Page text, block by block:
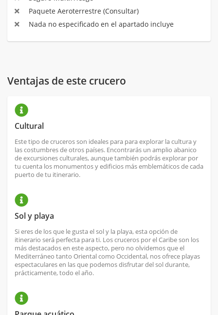
Paquete Aeroterrestre (Consultar)
Nada no especificado en el apartado incluye
Ventajas de este crucero
Cultural
Este tipo de cruceros son ideales para para explorar la cultura y
las costumbres de otros países. Encontrarás un amplio abanico
de excursiones culturales, aunque también podrás explorar por
tu cuenta los monumentos y edificios más emblemáticos de cada
puerto de tu itinerario.
Sol y playa
Si eres de los que le gusta el sol y la playa, esta opción de
itinerario será perfecta para ti. Los cruceros por el Caribe son los
más destacados en este aspecto, pero no olvidemos que el
Mediterráneo tanto Oriental como Occidental, nos ofrece playas
espectaculares en las que podemos disfrutar del sol durante,
prácticamente, todo el año.